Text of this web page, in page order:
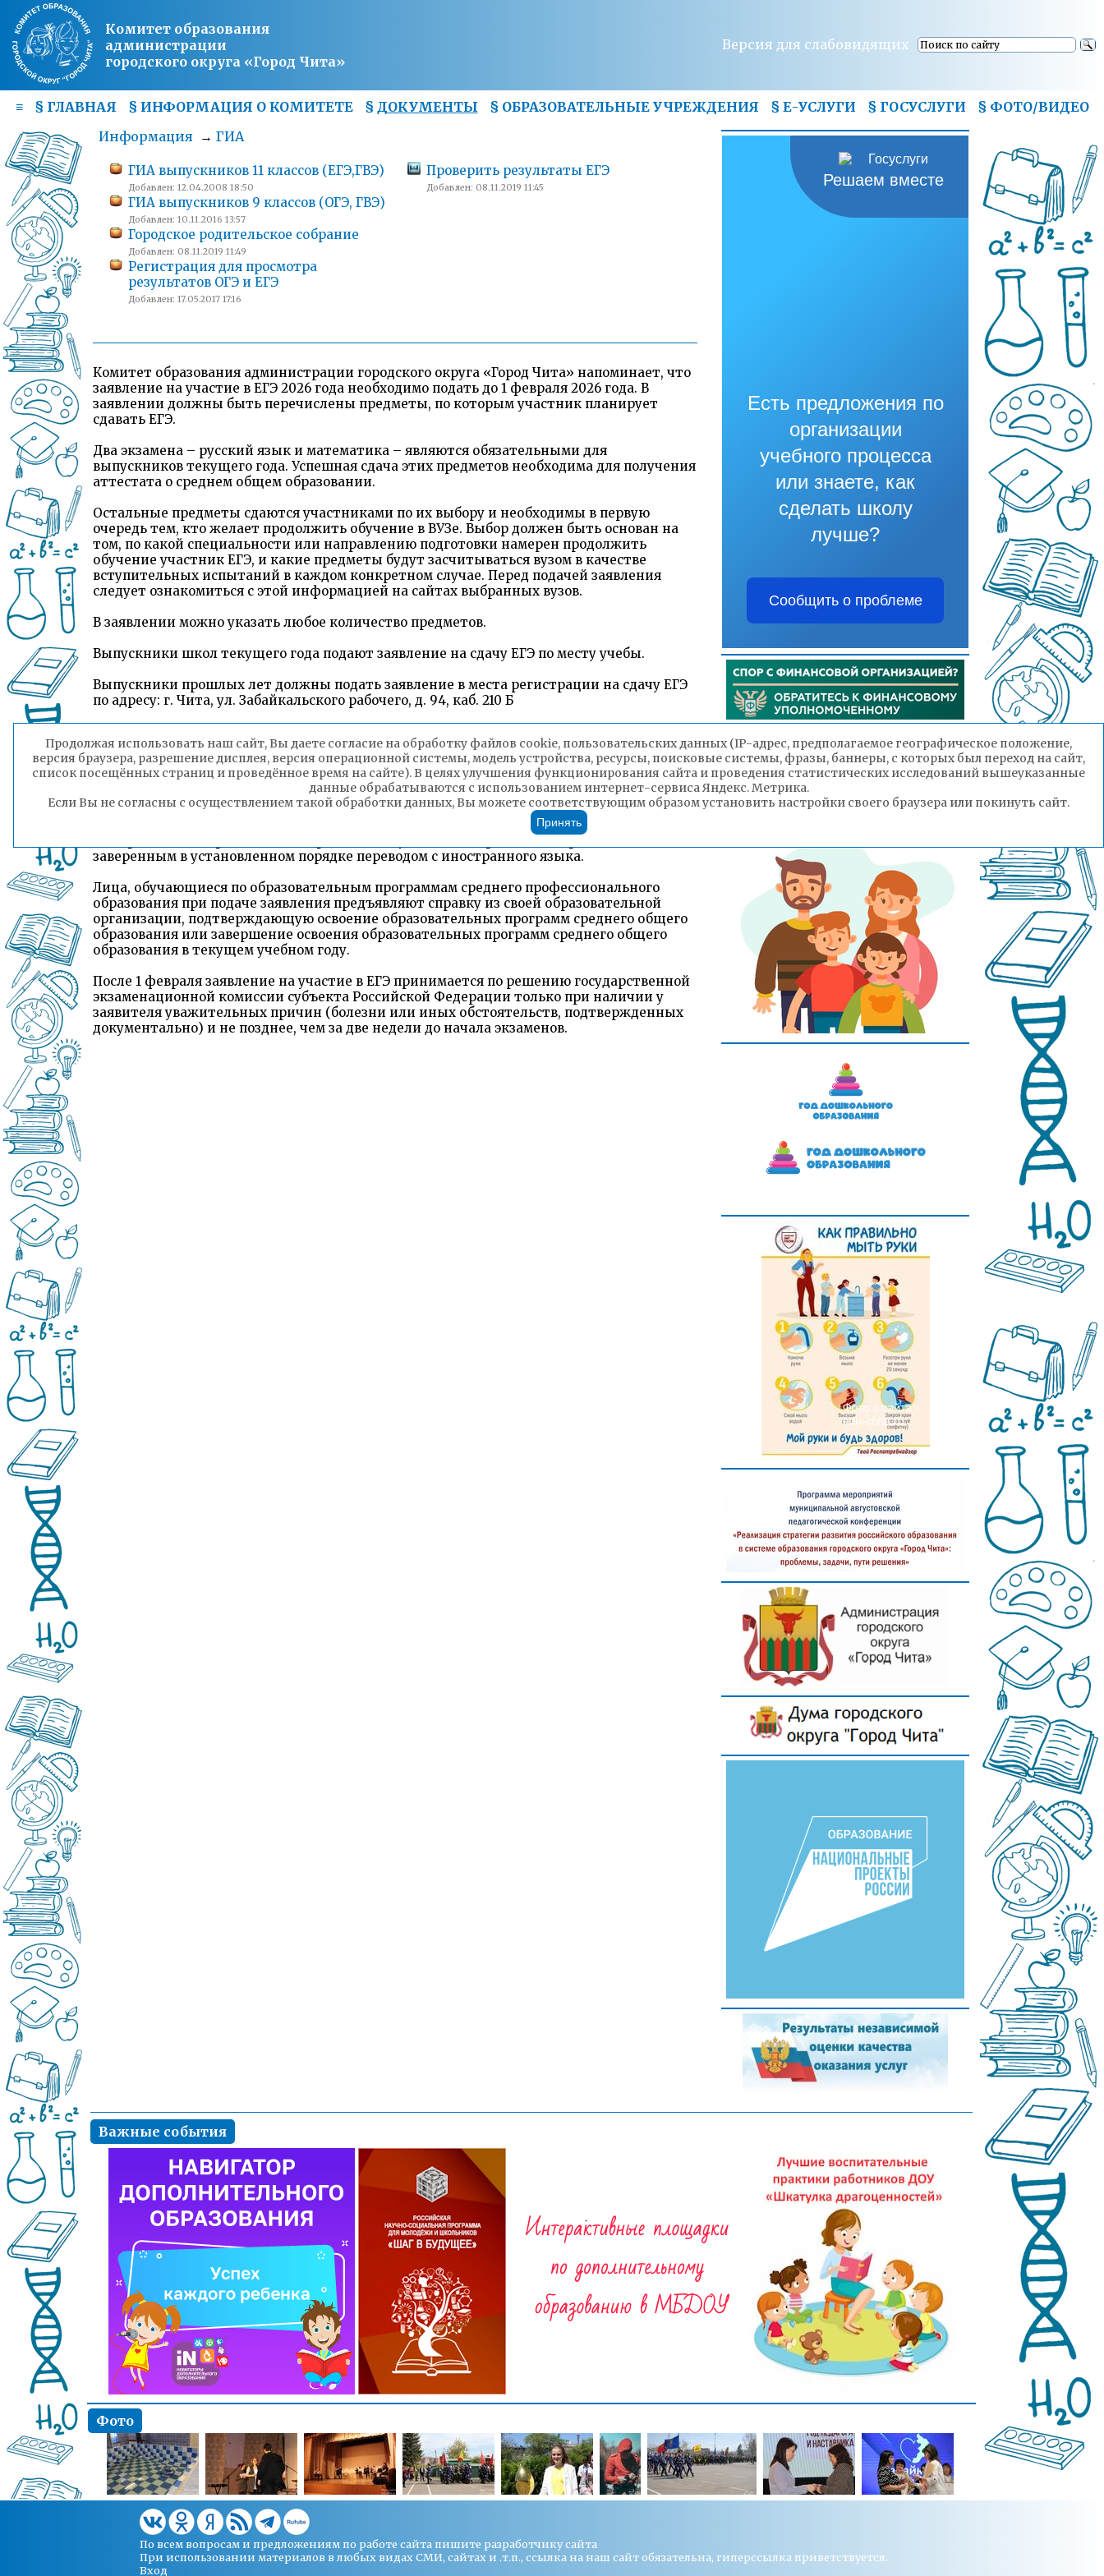
Комитет образования
администрации
городского округа «Город Чита»
Версия для слабовидящих
≡ § ГЛАВНАЯ § ИНФОРМАЦИЯ О КОМИТЕТЕ § ДОКУМЕНТЫ § ОБРАЗОВАТЕЛЬНЫЕ УЧРЕЖДЕНИЯ § Е-УСЛУГИ § ГОСУСЛУГИ § ФОТО/ВИДЕО
Информация → ГИА
ГИА выпускников 11 классов (ЕГЭ,ГВЭ)
Добавлен: 12.04.2008 18:50
ГИА выпускников 9 классов (ОГЭ, ГВЭ)
Добавлен: 10.11.2016 13:57
Городское родительское собрание
Добавлен: 08.11.2019 11:49
Регистрация для просмотра
результатов ОГЭ и ЕГЭ
Добавлен: 17.05.2017 17:16
Проверить результаты ЕГЭ
Добавлен: 08.11.2019 11:45
Комитет образования администрации городского округа «Город Чита» напоминает, что
заявление на участие в ЕГЭ 2026 года необходимо подать до 1 февраля 2026 года. В
заявлении должны быть перечислены предметы, по которым участник планирует
сдавать ЕГЭ.
Два экзамена – русский язык и математика – являются обязательными для
выпускников текущего года. Успешная сдача этих предметов необходима для получения
аттестата о среднем общем образовании.
Остальные предметы сдаются участниками по их выбору и необходимы в первую
очередь тем, кто желает продолжить обучение в ВУЗе. Выбор должен быть основан на
том, по какой специальности или направлению подготовки намерен продолжить
обучение участник ЕГЭ, и какие предметы будут засчитываться вузом в качестве
вступительных испытаний в каждом конкретном случае. Перед подачей заявления
следует ознакомиться с этой информацией на сайтах выбранных вузов.
В заявлении можно указать любое количество предметов.
Выпускники школ текущего года подают заявление на сдачу ЕГЭ по месту учебы.
Выпускники прошлых лет должны подать заявление в места регистрации на сдачу ЕГЭ
по адресу: г. Чита, ул. Забайкальского рабочего, д. 94, каб. 210 Б
документа, удостоверяющего их личность, или их родителями (законными
представителями) на основании документа, удостоверяющего их личность, или
уполномоченными лицами на основании документа, удостоверяющего их личность, и
оформленной в установленном порядке доверенности.
Выпускники прошлых лет при подаче заявления предъявляют оригиналы документов
заверенным в установленном порядке переводом с иностранного языка.
Лица, обучающиеся по образовательным программам среднего профессионального
образования при подаче заявления предъявляют справку из своей образовательной
организации, подтверждающую освоение образовательных программ среднего общего
образования или завершение освоения образовательных программ среднего общего
образования в текущем учебном году.
После 1 февраля заявление на участие в ЕГЭ принимается по решению государственной
экзаменационной комиссии субъекта Российской Федерации только при наличии у
заявителя уважительных причин (болезни или иных обстоятельств, подтвержденных
документально) и не позднее, чем за две недели до начала экзаменов.
Решаем вместе
Есть предложения по
организации
учебного процесса
или знаете, как
сделать школу
лучше?
Сообщить о проблеме
Важные события
Фото
По всем вопросам и предложениям по работе сайта пишите разработчику сайта
При использовании материалов в любых видах СМИ, сайтах и .т.п., ссылка на наш сайт обязательна, гиперссылка приветствуется.
Вход
Продолжая использовать наш сайт, Вы даете согласие на обработку файлов cookie, пользовательских данных (IP-адрес, предполагаемое географическое положение,
версия браузера, разрешение дисплея, версия операционной системы, модель устройства, ресурсы, поисковые системы, фразы, баннеры, с которых был переход на сайт,
список посещённых страниц и проведённое время на сайте). В целях улучшения функционирования сайта и проведения статистических исследований вышеуказанные
данные обрабатываются с использованием интернет-сервиса Яндекс. Метрика.
Если Вы не согласны с осуществлением такой обработки данных, Вы можете соответствующим образом установить настройки своего браузера или покинуть сайт.
Принять